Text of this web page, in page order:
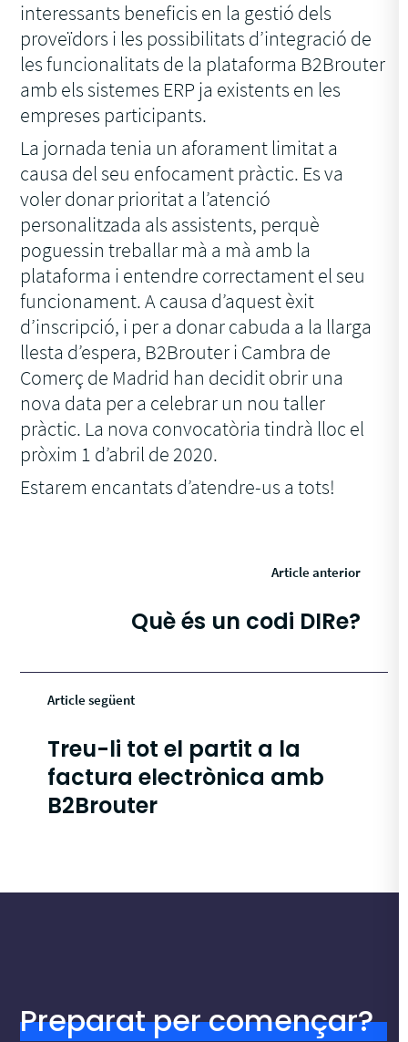
interessants beneficis en la gestió dels
proveïdors i les possibilitats d’integració de
les funcionalitats de la plataforma B2Brouter
amb els sistemes ERP ja existents en les
empreses participants.
La jornada tenia un aforament limitat a
causa del seu enfocament pràctic. Es va
voler donar prioritat a l’atenció
personalitzada als assistents, perquè
poguessin treballar mà a mà amb la
plataforma i entendre correctament el seu
funcionament. A causa d’aquest èxit
d’inscripció, i per a donar cabuda a la llarga
llesta d’espera, B2Brouter i Cambra de
Comerç de Madrid han decidit obrir una
nova data per a celebrar un nou taller
pràctic. La nova convocatòria tindrà lloc el
pròxim 1 d’abril de 2020.
Estarem encantats d’atendre-us a tots!
Article anterior
Què és un codi DIRe?
Article següent
Treu-li tot el partit a la
factura electrònica amb
B2Brouter
Preparat per començar?